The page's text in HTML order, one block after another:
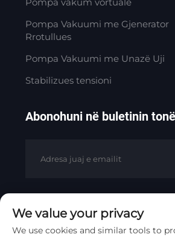
Pompa vakum vortuale
Pompa Vakuumi me Gjenerator
Rrotullues
Pompa Vakuumi me Unazë Uji
Stabilizues tensioni
Abonohuni në buletinin tonë
Të drejta autori © 2025 nga
Golden Bridge Precision
We value your privacy
We use cookies and similar tools to